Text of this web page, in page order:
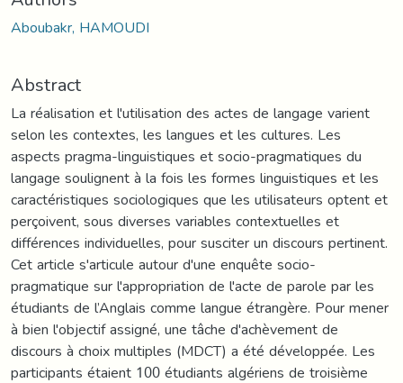
Aboubakr, HAMOUDI
Abstract
La réalisation et l'utilisation des actes de langage varient
selon les contextes, les langues et les cultures. Les
aspects pragma-linguistiques et socio-pragmatiques du
langage soulignent à la fois les formes linguistiques et les
caractéristiques sociologiques que les utilisateurs optent et
perçoivent, sous diverses variables contextuelles et
différences individuelles, pour susciter un discours pertinent.
Cet article s'articule autour d'une enquête socio-
pragmatique sur l'appropriation de l'acte de parole par les
étudiants de l’Anglais comme langue étrangère. Pour mener
à bien l'objectif assigné, une tâche d'achèvement de
discours à choix multiples (MDCT) a été développée. Les
participants étaient 100 étudiants algériens de troisième